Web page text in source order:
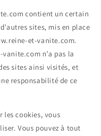
contient un certain
sites, mis en place
et-vanite.com.
n’a pas la
sites ainsi visités, et
responsabilité de ce
les cookies, vous
Vous pouvez à tout